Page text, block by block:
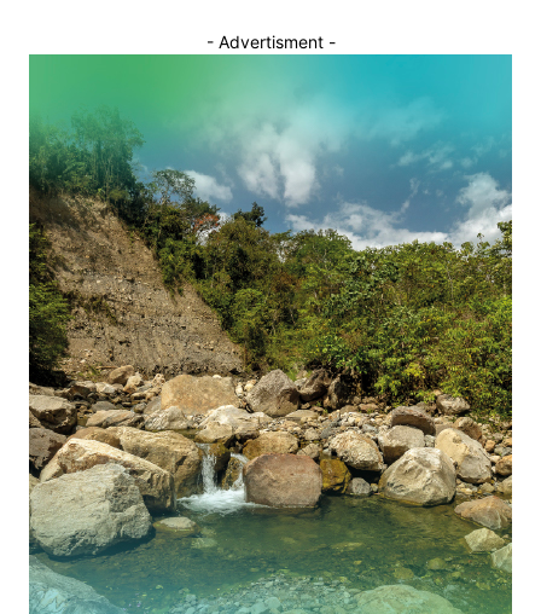
- Advertisment -